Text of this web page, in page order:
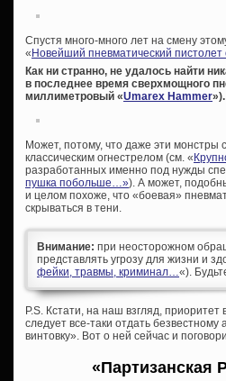
Спустя много-много лет на смену
« Новейший пневматический
Как ни странно, не удалось найти
в последнее время сверхмощного
миллиметровый «Umarex Hammer»).
Может, потому, что даже эти монстры
классическим огнестрелом (см. «
разработанных именно под нужды
пушка побольше…»). А может,
и целом похоже, что «боевая»
скрываться в тени.
Внимание: при неосторожном
представлять угрозу для жизни и
фейки, травмы, криминал…«).
P.S. Кстати, на наш взгляд,
следует все-таки отдать
винтовку». Вот о ней сейчас и
«Партизанская